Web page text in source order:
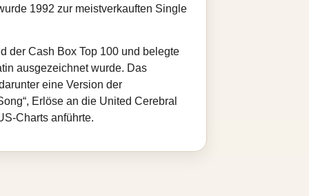
1992 zur meistverkauften Single
der Cash Box Top 100 und belegte
ausgezeichnet wurde. Das
eine Version der
Erlöse an die United Cerebral
anführte.